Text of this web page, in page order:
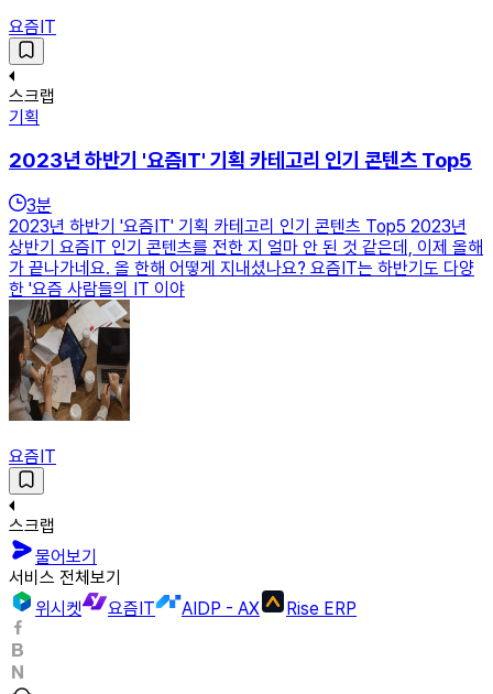
요즘IT
스크랩
기획
2023년 하반기 '요즘IT' 기획 카테고리 인기 콘텐츠 Top5
3분
2023년 하반기 '요즘IT' 기획 카테고리 인기 콘텐츠 Top5 2023년
상반기 요즘IT 인기 콘텐츠를 전한 지 얼마 안 된 것 같은데, 이제 올해
가 끝나가네요. 올 한해 어떻게 지내셨나요? 요즘IT는 하반기도 다양
한 '요즘 사람들의 IT 이야
요즘IT
스크랩
물어보기
서비스 전체보기
위시켓
요즘IT AIDP - AX Rise ERP